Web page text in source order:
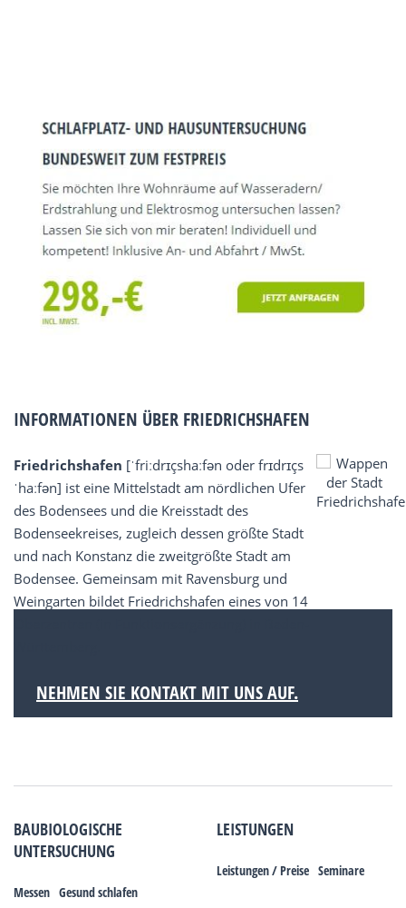
INFORMATIONEN ÜBER FRIEDRICHSHAFEN
Friedrichshafen [ˈfriːdrɪçshaːfən oder frɪdrɪçs
ˈhaːfən] ist eine Mittelstadt am nördlichen Ufer
des Bodensees und die Kreisstadt des
Bodenseekreises, zugleich dessen größte Stadt
und nach Konstanz die zweitgrößte Stadt am
Bodensee. Gemeinsam mit Ravensburg und
Weingarten bildet Friedrichshafen eines von 14
NEHMEN SIE KONTAKT MIT UNS AUF.
BAUBIOLOGISCHE
UNTERSUCHUNG
Messen Gesund schlafen
LEISTUNGEN
Leistungen / Preise Seminare